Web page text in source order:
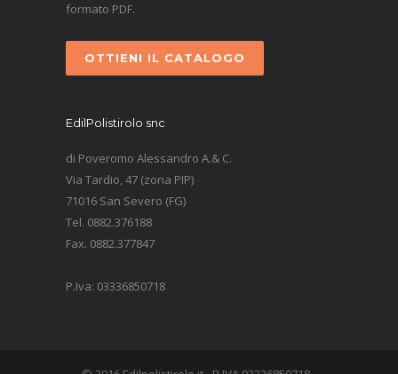
formato PDF.
OTTIENI IL CATALOGO
EdilPolistirolo snc
di Poveromo Alessandro A.& C.
Via Tardio, 47 (zona PIP)
71016 San Severo (FG)
Tel. 0882.376188
Fax. 0882.377847
P.Iva: 03336850718